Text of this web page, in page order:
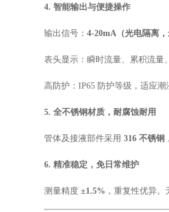
4. 智能输出与便捷操作
输出信号： 4‑20mA（光电隔离
表头显示：瞬时流量、累积流量
高防护：IP65 防护等级，适应潮
5. 全不锈钢材质，耐腐蚀耐用
管体及接液部件采用 316 不锈钢
6. 精准稳定，免日常维护
测量精度 ±1.5% ，重复性优异